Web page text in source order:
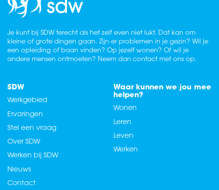
Je kunt bij SDW terecht als het zelf even niet lukt. Dat kan om
kleine of grote dingen gaan. Zijn er problemen in je gezin? Wil je
een opleiding of baan vinden? Op jezelf wonen? Of wil je
andere mensen ontmoeten? Neem dan contact met ons op.
SDW
Werkgebied
Ervaringen
Stel een vraag
Over SDW
Werken bij SDW
Nieuws
Contact
Waar kunnen we jou mee
helpen?
Wonen
Leren
Leven
Werken